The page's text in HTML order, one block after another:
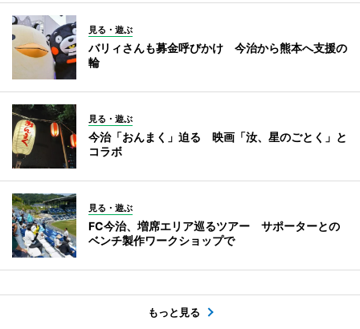
見る・遊ぶ
バリィさんも募金呼びかけ 今治から熊本へ支援の
輪
見る・遊ぶ
今治「おんまく」迫る 映画「汝、星のごとく」と
コラボ
見る・遊ぶ
FC今治、増席エリア巡るツアー サポーターとの
ベンチ製作ワークショップで
もっと見る